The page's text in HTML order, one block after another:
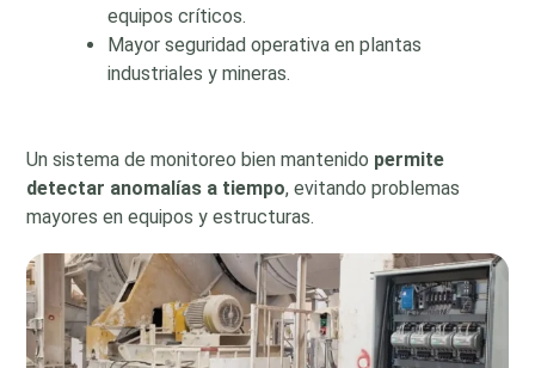
equipos críticos.
Mayor seguridad operativa en plantas
industriales y mineras.
Un sistema de monitoreo bien mantenido permite
detectar anomalías a tiempo, evitando problemas
mayores en equipos y estructuras.